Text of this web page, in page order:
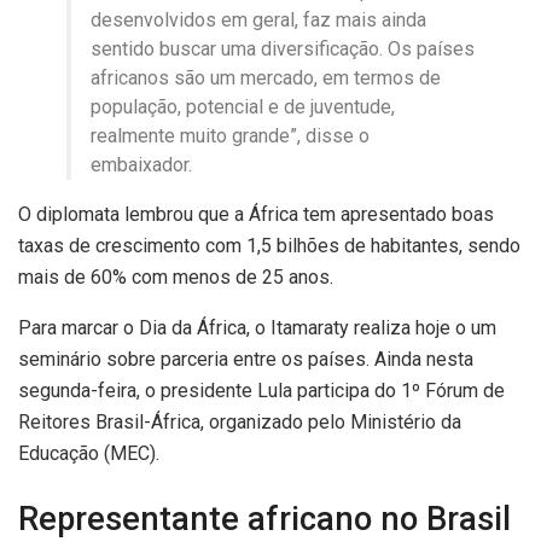
desenvolvidos em geral, faz mais ainda
sentido buscar uma diversificação. Os países
africanos são um mercado, em termos de
população, potencial e de juventude,
realmente muito grande”, disse o
embaixador.
O diplomata lembrou que a África tem apresentado boas
taxas de crescimento com 1,5 bilhões de habitantes, sendo
mais de 60% com menos de 25 anos.
Para marcar o Dia da África, o Itamaraty realiza hoje o um
seminário sobre parceria entre os países. Ainda nesta
segunda-feira, o presidente Lula participa do 1º Fórum de
Reitores Brasil-África, organizado pelo Ministério da
Educação (MEC).
Representante africano no Brasil